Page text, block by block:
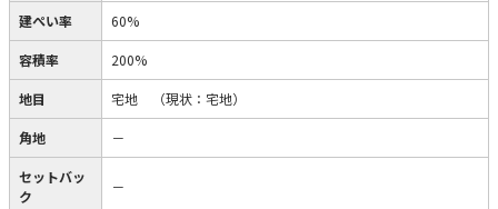
建ぺい率 60%
容積率 200%
地目 宅地 （現状：宅地）
角地 －
セットバッ
ク
－